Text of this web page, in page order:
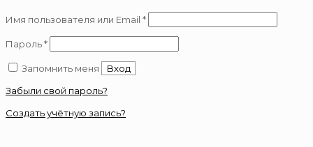
Имя пользователя или Email *Обязательно
Пароль*Обязательно
Запомнить меня
Вход
Забыли свой пароль?
Создать учётную запись?